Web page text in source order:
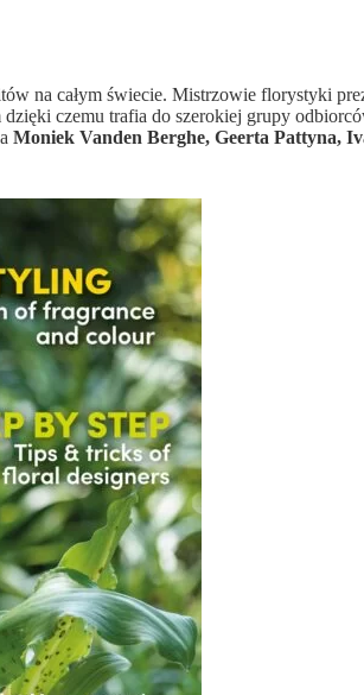
na całym świecie. Mistrzowie florystyki
czemu trafia do szerokiej grupy
Moniek Vanden Berghe, Geerta Pattyna,